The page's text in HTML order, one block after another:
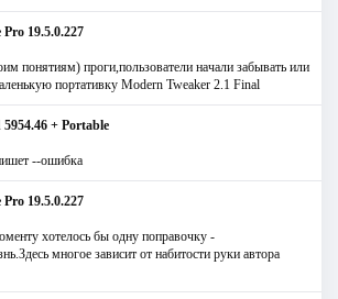
19.5.0.227
понятиям) проги,пользователи начали забывать или
портативку Modern Tweaker 2.1 Final
+ Portable
--ошибка
19.5.0.227
хотелось бы одну поправочку -
многое зависит от набитости руки автора